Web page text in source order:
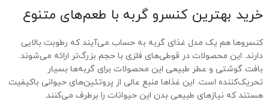
خرید بهترین کنسرو گربه با طعم‌های متنوع
کنسروها هم یک مدل غذای گربه به حساب می‌آیند که رطوبت بالایی
دارند. این محصولات در قوطی‌های فلزی با حجم بزرگ‌تر ارائه می‌شوند.
بافت گوشتی و عطر طبیعی این محصولات برای گربه‌ها بسیار
تحریک‌کننده است. این غذاها منبع عالی از پروتئین‌های حیوانی باکیفیت
هستند که نیازهای طبیعی بدن این حیوانات را برطرف می‌کنند.